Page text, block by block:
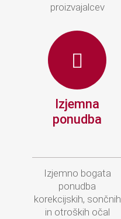
proizvajalcev
Izjemna
ponudba
Izjemno bogata
ponudba
korekcijskih, sončnih
in otroških očal